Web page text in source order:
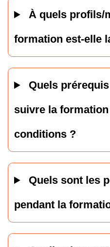
À quels profils/
formation est-elle
Quels
suivre la
conditions ?
Quels sont les
pendant la